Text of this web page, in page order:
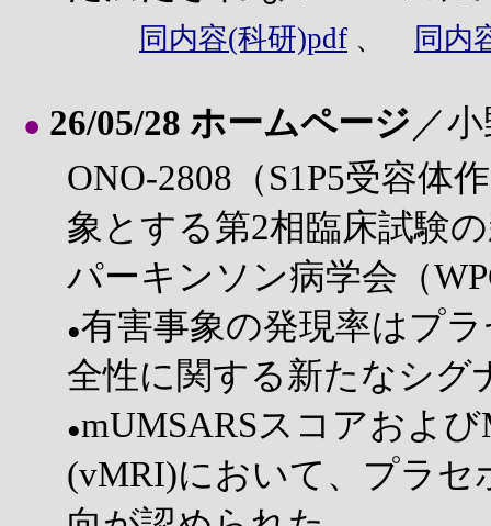
同内容(科研)pdf 、 同内
● 26/05/28 ホームページ ／
ONO-2808（S1P5受容体
象とする第2相臨床試験
パーキンソン病学会（
●有害事象の発現率はプ
全性に関する新たなシグ
●mUMSARSスコアおよ
(vMRI)において、プラセ